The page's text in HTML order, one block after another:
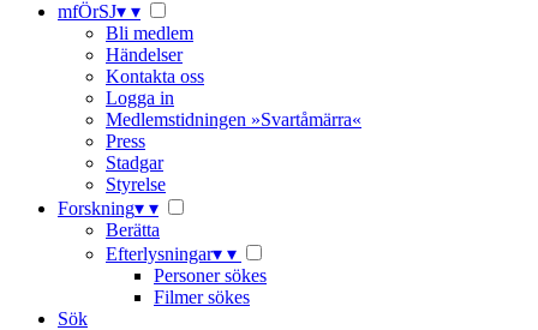
mfÖrSJ▾ ▾
Bli medlem
Händelser
Kontakta oss
Logga in
Medlemstidningen »Svartåmärra«
Press
Stadgar
Styrelse
Forskning▾ ▾
Berätta
Efterlysningar▾ ▾
Personer sökes
Filmer sökes
Sök